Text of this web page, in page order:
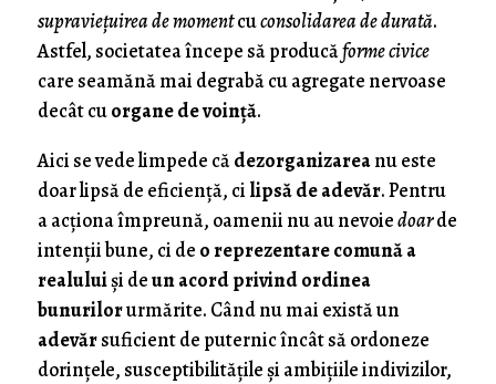
supraviețuirea de momentcuconsolidarea de durată.
Astfel, societatea începe să producăforme civice
care seamănă mai degrabă cu agregate nervoase
decât cuorgane de voință.
Aici se vede limpede cădezorganizareanu este
doar lipsă de eficiență, ci lipsă de adevăr. Pentru
a acționa împreună, oamenii nu au nevoiedoarde
intenții bune, ci de o reprezentare comună a
realuluiși deun acord privind ordinea
bunurilorurmărite. Când nu mai există un
adevărsuficient de puternic încât să ordoneze
dorințele, susceptibilitățile și ambițiile indivizilor,